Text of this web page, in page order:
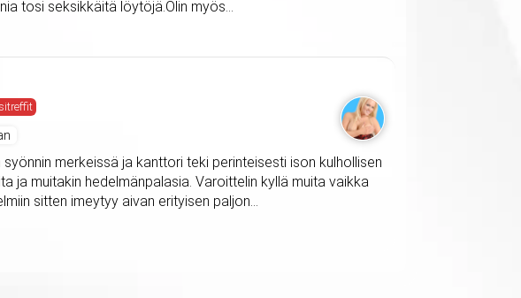
tosi seksikkäitä löytöjä.Olin myös...
merkeissä ja kanttori teki perinteisesti ison kulhollisen
ja muitakin hedelmänpalasia. Varoittelin kyllä muita vaikka
sitten imeytyy aivan erityisen paljon...